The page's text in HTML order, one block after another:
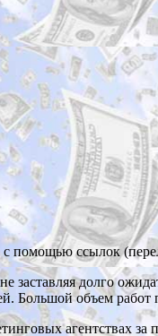
с помощью ссылок
заставляя долго
Большой объем
агентствах